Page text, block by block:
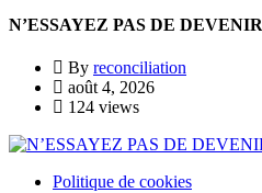
N’ESSAYEZ PAS DE DEVENIR
By reconciliation
août 4, 2026
124 views
Politique de cookies